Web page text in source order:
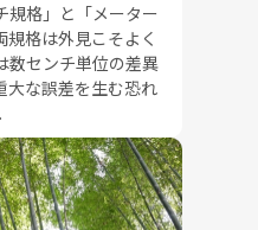
規格」と「メーター
格は外見こそよく
数センチ単位の差異
大な誤差を生む恐れ